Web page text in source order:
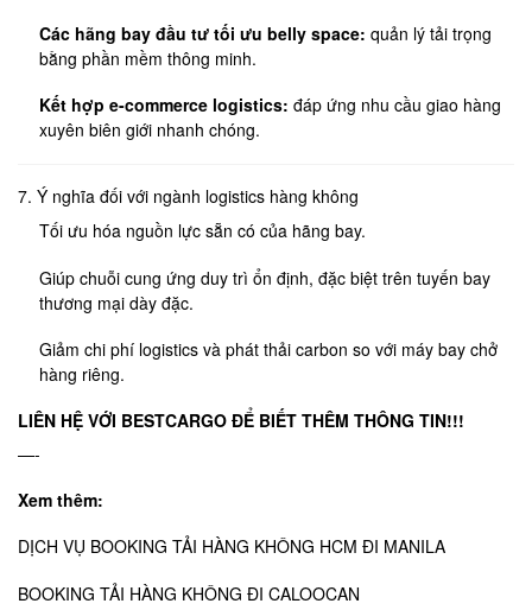
Các hãng bay đầu tư tối ưu belly space: quản lý tải trọng
bằng phần mềm thông minh.
Kết hợp e-commerce logistics: đáp ứng nhu cầu giao hàng
xuyên biên giới nhanh chóng.
7. Ý nghĩa đối với ngành logistics hàng không
Tối ưu hóa nguồn lực sẵn có của hãng bay.
Giúp chuỗi cung ứng duy trì ổn định, đặc biệt trên tuyến bay
thương mại dày đặc.
Giảm chi phí logistics và phát thải carbon so với máy bay chở
hàng riêng.
LIÊN HỆ VỚI BESTCARGO ĐỂ BIẾT THÊM THÔNG TIN!!!
—-
Xem thêm:
DỊCH VỤ BOOKING TẢI HÀNG KHÔNG HCM ĐI MANILA
BOOKING TẢI HÀNG KHÔNG ĐI CALOOCAN